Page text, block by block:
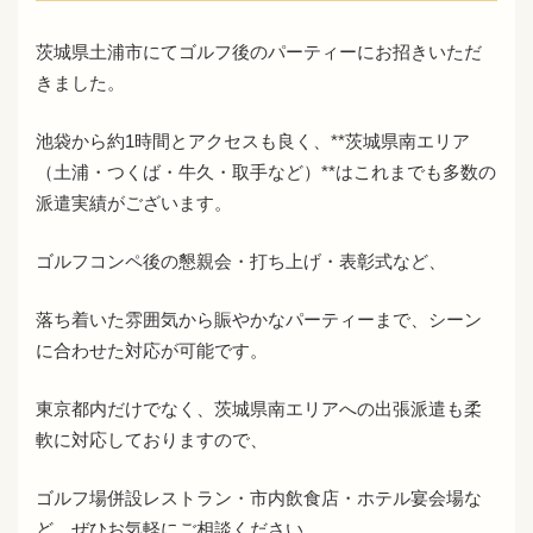
茨城県土浦市にてゴルフ後のパーティーにお招きいただ
きました。
池袋から約1時間とアクセスも良く、**茨城県南エリア
（土浦・つくば・牛久・取手など）**はこれまでも多数の
派遣実績がございます。
ゴルフコンペ後の懇親会・打ち上げ・表彰式など、
落ち着いた雰囲気から賑やかなパーティーまで、シーン
に合わせた対応が可能です。
東京都内だけでなく、茨城県南エリアへの出張派遣も柔
軟に対応しておりますので、
ゴルフ場併設レストラン・市内飲食店・ホテル宴会場な